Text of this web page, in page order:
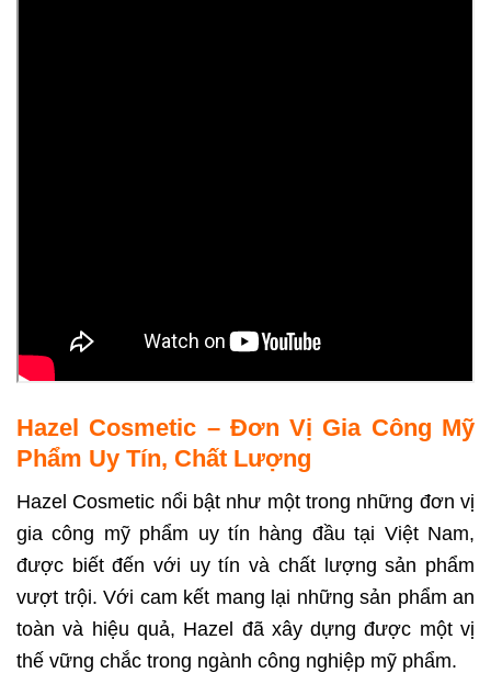
Hazel Cosmetic – Đơn Vị Gia Công Mỹ
Phẩm Uy Tín, Chất Lượng
Hazel Cosmetic nổi bật như một trong những đơn vị
gia công mỹ phẩm uy tín hàng đầu tại Việt Nam,
được biết đến với uy tín và chất lượng sản phẩm
vượt trội. Với cam kết mang lại những sản phẩm an
toàn và hiệu quả, Hazel đã xây dựng được một vị
thế vững chắc trong ngành công nghiệp mỹ phẩm.